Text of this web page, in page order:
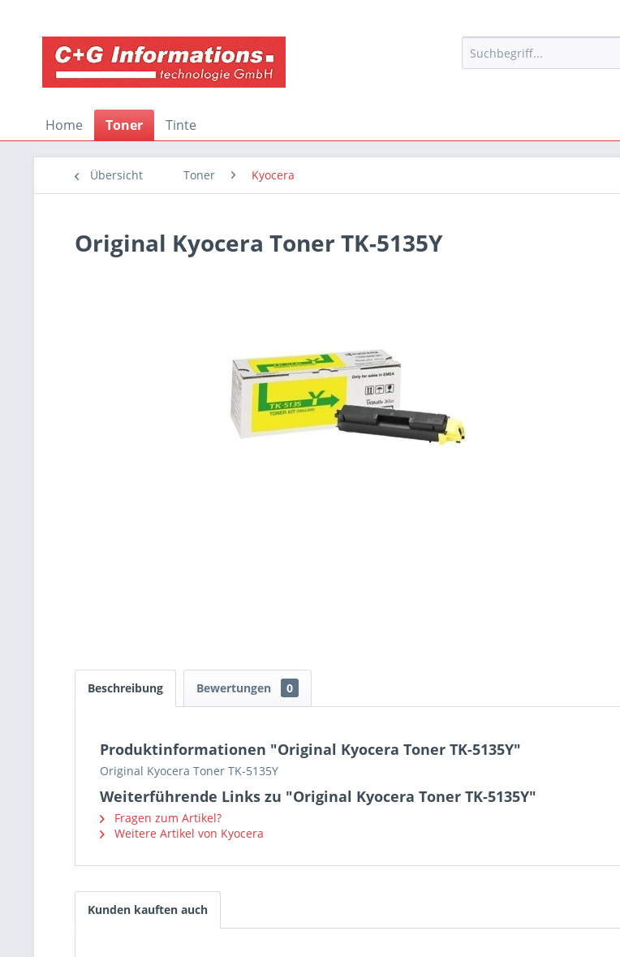
Home Toner Tinte
Übersicht Toner Kyocera
Original Kyocera Toner TK-5135Y
Beschreibung Bewertungen 0
Produktinformationen "Original Kyocera Toner TK-5135Y"
Original Kyocera Toner TK-5135Y
Weiterführende Links zu "Original Kyocera Toner TK-5135Y"
Fragen zum Artikel?
Weitere Artikel von Kyocera
Kunden kauften auch